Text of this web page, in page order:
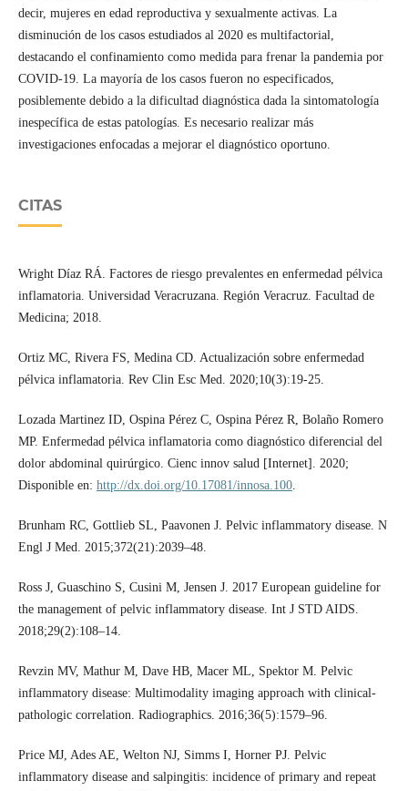
decir, mujeres en edad reproductiva y sexualmente activas. La
disminución de los casos estudiados al 2020 es multifactorial,
destacando el confinamiento como medida para frenar la pandemia por
COVID-19. La mayoría de los casos fueron no especificados,
posiblemente debido a la dificultad diagnóstica dada la sintomatología
inespecífica de estas patologías. Es necesario realizar más
investigaciones enfocadas a mejorar el diagnóstico oportuno.
CITAS
Wright Díaz RÁ. Factores de riesgo prevalentes en enfermedad pélvica
inflamatoria. Universidad Veracruzana. Región Veracruz. Facultad de
Medicina; 2018.
Ortiz MC, Rivera FS, Medina CD. Actualización sobre enfermedad
pélvica inflamatoria. Rev Clin Esc Med. 2020;10(3):19-25.
Lozada Martinez ID, Ospina Pérez C, Ospina Pérez R, Bolaño Romero
MP. Enfermedad pélvica inflamatoria como diagnóstico diferencial del
dolor abdominal quirúrgico. Cienc innov salud [Internet]. 2020;
Disponible en: http://dx.doi.org/10.17081/innosa.100.
Brunham RC, Gottlieb SL, Paavonen J. Pelvic inflammatory disease. N
Engl J Med. 2015;372(21):2039–48.
Ross J, Guaschino S, Cusini M, Jensen J. 2017 European guideline for
the management of pelvic inflammatory disease. Int J STD AIDS.
2018;29(2):108–14.
Revzin MV, Mathur M, Dave HB, Macer ML, Spektor M. Pelvic
inflammatory disease: Multimodality imaging approach with clinical-
pathologic correlation. Radiographics. 2016;36(5):1579–96.
Price MJ, Ades AE, Welton NJ, Simms I, Horner PJ. Pelvic
inflammatory disease and salpingitis: incidence of primary and repeat